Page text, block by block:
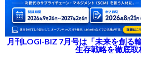
月刊LOGI-BIZ 7月号は「未来を創る
生存戦略を徹底取